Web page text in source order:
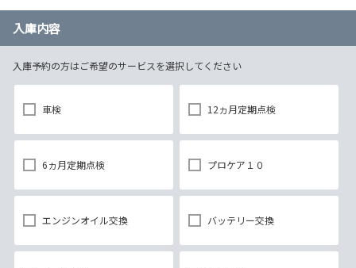
入庫内容
入庫予約の方はご希望のサービスを選択してください
車検 12ヵ月定期点検
6ヵ月定期点検 プロケア１０
エンジンオイル交換 バッテリー交換